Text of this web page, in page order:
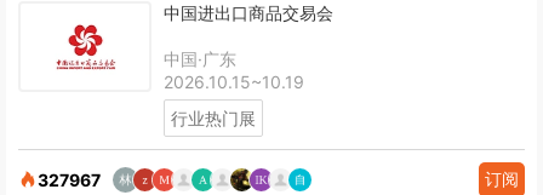
中国进出口商品交易会
中国·广东
2026.10.15~10.19
行业热门展
327967 订阅